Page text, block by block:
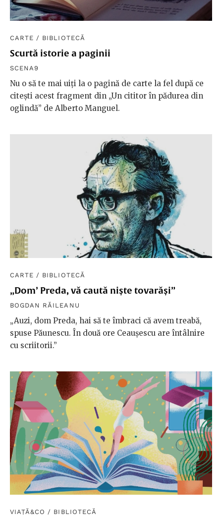
CARTE / BIBLIOTECĂ
Scurtă istorie a paginii
SCENA9
Nu o să te mai uiți la o pagină de carte la fel după ce
citești acest fragment din „Un cititor în pădurea din
oglindă” de Alberto Manguel.
CARTE / BIBLIOTECĂ
„Dom’ Preda, vă caută niște tovarăși”
BOGDAN RĂILEANU
„Auzi, dom Preda, hai să te îmbraci că avem treabă,
spuse Păunescu. În două ore Ceaușescu are întâlnire
cu scriitorii.”
VIAȚĂ&CO / BIBLIOTECĂ